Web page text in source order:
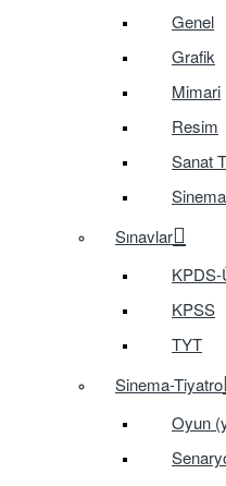
Genel
Grafik
Mimari
Resim
Sanat
Sinema
Sınavlar
KPSS
TYT
Sinema-Tiyatro
Oyun